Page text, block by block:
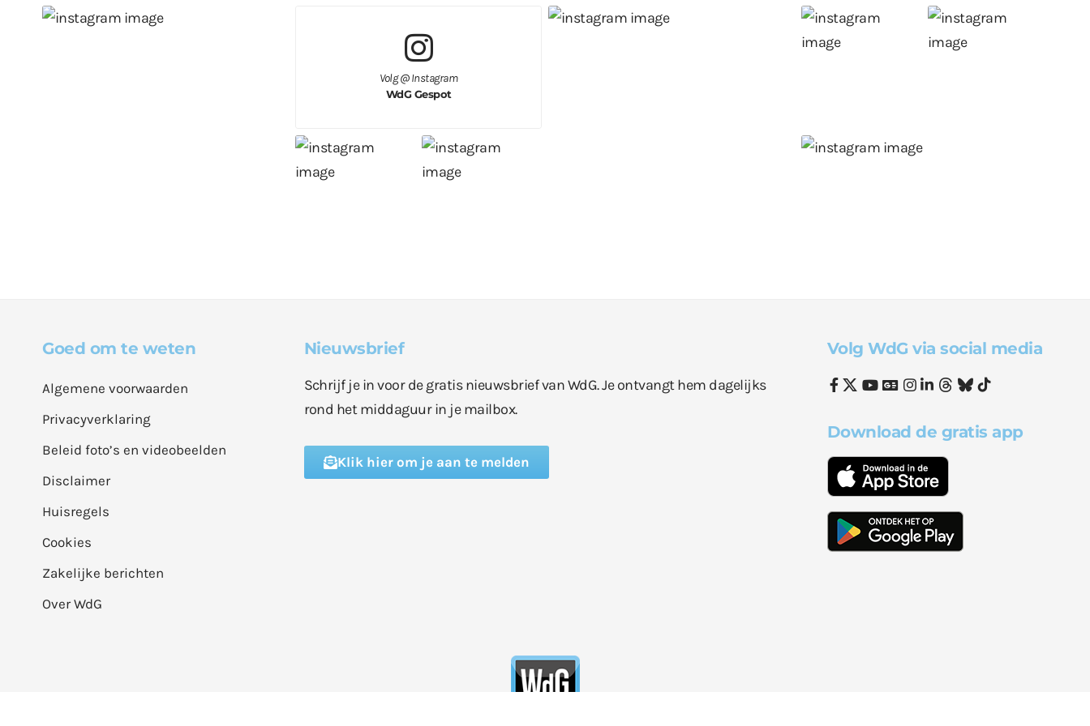
Volg @ Instagram
WdG Gespot
Goed om te weten
Algemene voorwaarden
Privacyverklaring
Beleid foto’s en videobeelden
Disclaimer
Huisregels
Cookies
Zakelijke berichten
Over WdG
Nieuwsbrief
Schrijf je in voor de gratis nieuwsbrief van WdG. Je ontvangt hem dagelijks
rond het middaguur in je mailbox.
Klik hier om je aan te melden
Volg WdG via social media
Download de gratis app